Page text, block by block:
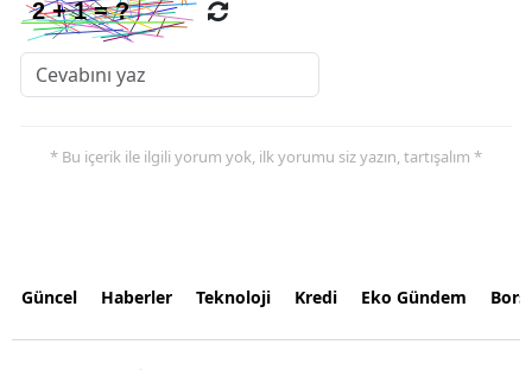
* Bu içerik ile ilgili yorum yok, ilk yorumu siz yazın, tartışalım *
Güncel Haberler Teknoloji Kredi Eko Gündem